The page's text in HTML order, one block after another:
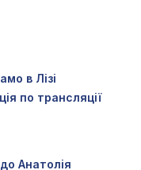
в Лізі
по трансляції
Анатолія